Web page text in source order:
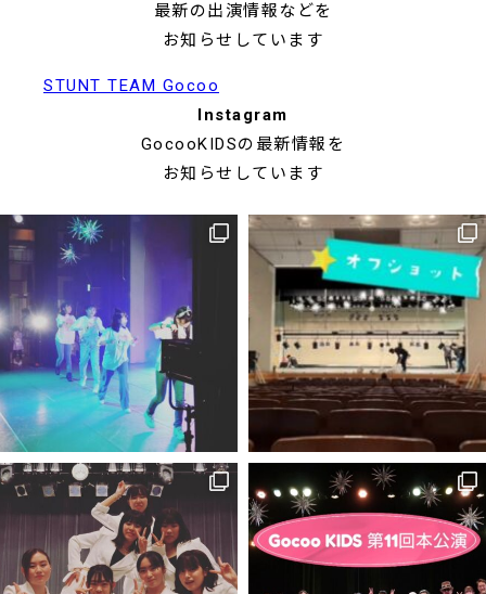
最新の出演情報などを
お知らせしています
STUNT TEAM Gocoo
Instagram
GocooKIDSの最新情報を
お知らせしています